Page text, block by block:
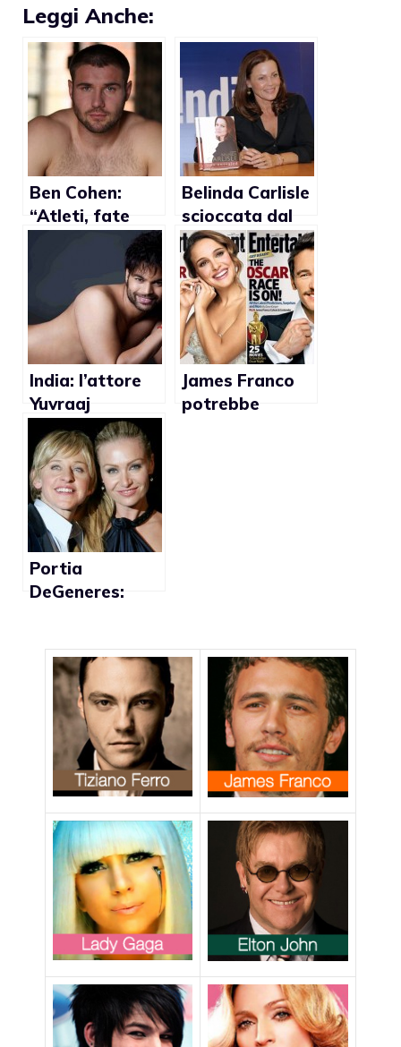
Leggi Anche:
Ben Cohen:
“Atleti, fate
coming out al
vertice della
carriera”
Belinda Carlisle
scioccata dal
coming out del
figlio
India: l’attore
Yuvraaj
Parashar fa
outing
James Franco
potrebbe
Portia
DeGeneres:
come punto di
riferimento
nella mia
adolescenza”